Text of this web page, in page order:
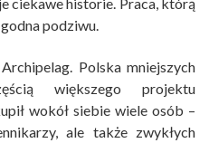
podziwu.
Polska mniejszych
większego projektu
wokół siebie wiele osób –
ale także zwykłych